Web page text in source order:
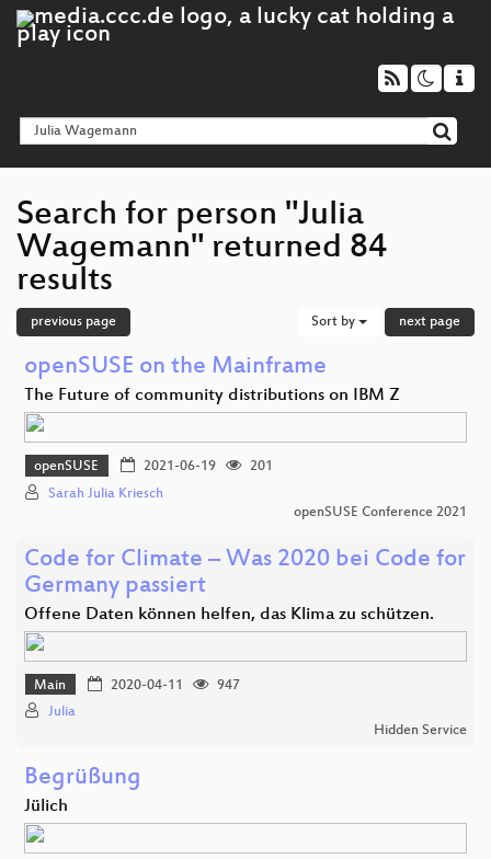
Search for person "Julia
Wagemann" returned 84
results
previous page Sort by next page
openSUSE on the Mainframe
The Future of community distributions on IBM Z
openSUSE 2021-06-19
201
Sarah Julia Kriesch
openSUSE Conference 2021
Code for Climate – Was 2020 bei Code for
Germany passiert
Offene Daten können helfen, das Klima zu schützen.
Main 2020-04-11
947
Julia
Hidden Service
Begrüßung
Jülich